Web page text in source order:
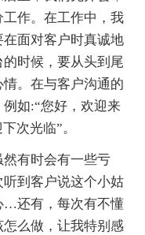
作。在工作中，我
面对客户时真诚地
时候，要从头到尾
。在与客户沟通的
如:“您好，欢迎来
次光临”。
有时会有一些亏
到客户说这个小姑
…还有，每次有不懂
么做，让我特别感